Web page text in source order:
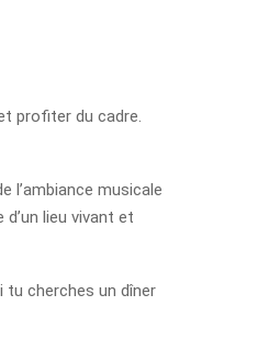
profiter du cadre.
l’ambiance musicale
lieu vivant et
tu cherches un dîner